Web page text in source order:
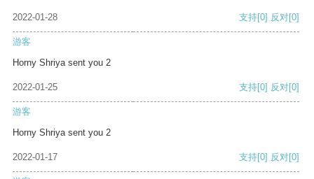
2022-01-28 支持[0] 反对[0]
游客
Horny Shriya sent you 2
2022-01-25 支持[0] 反对[0]
游客
Horny Shriya sent you 2
2022-01-17 支持[0] 反对[0]